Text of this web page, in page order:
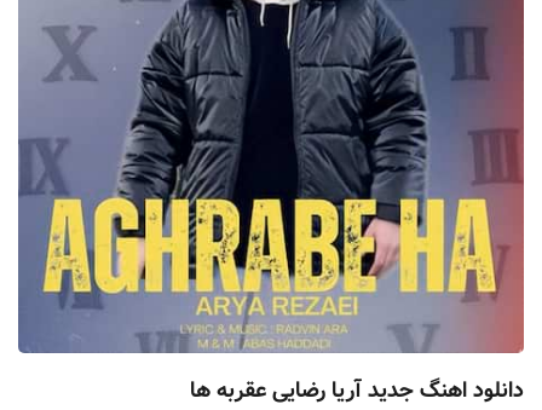
دانلود اهنگ جدید آریا رضایی عقربه ها